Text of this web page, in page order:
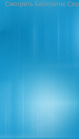
Смотреть Бесплатно